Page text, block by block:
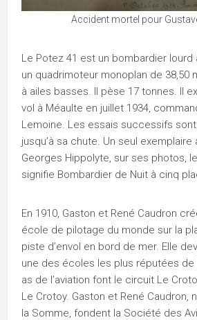
Accident mortel pour
Le Potez 41 est un bombardier lourd
un quadrimoteur monoplan de 38,50
à ailes basses. Il pèse 17 tonnes. Il
vol à Méaulte en juillet 1934,
Lemoine. Les essais successifs
jusqu’à sa chute. Un seul
Georges Hippolyte, sur ses photos,
signifie Bombardier de Nuit à cinq
En 1910, Gaston et René Caudron
école de pilotage du monde sur la
piste d’envol en bord de mer. Elle
une des écoles les plus réputées de
as de l’aviation font le circuit Le
Le Crotoy. Gaston et René Caudron,
la Somme, fondent la Société des